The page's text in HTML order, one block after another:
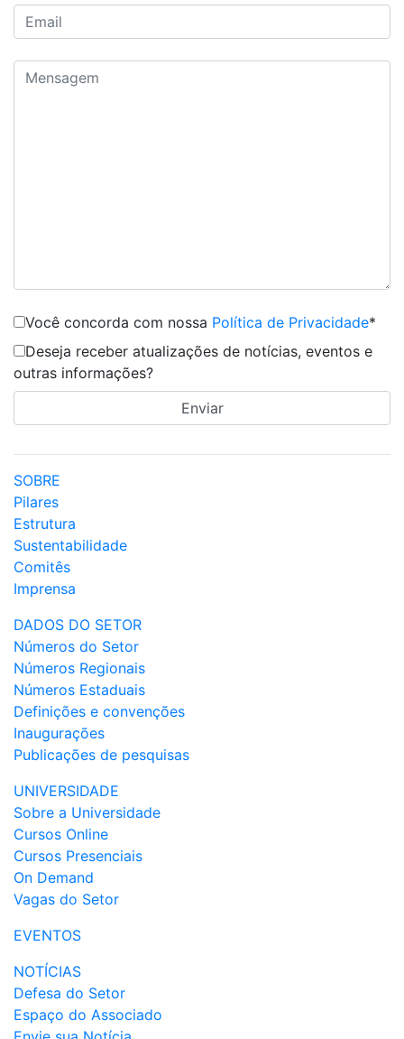
Você concorda com nossa Política de Privacidade*
Deseja receber atualizações de notícias, eventos e
outras informações?
SOBRE
Pilares
Estrutura
Sustentabilidade
Comitês
Imprensa
DADOS DO SETOR
Números do Setor
Números Regionais
Números Estaduais
Definições e convenções
Inaugurações
Publicações de pesquisas
UNIVERSIDADE
Sobre a Universidade
Cursos Online
Cursos Presenciais
On Demand
Vagas do Setor
EVENTOS
NOTÍCIAS
Defesa do Setor
Espaço do Associado